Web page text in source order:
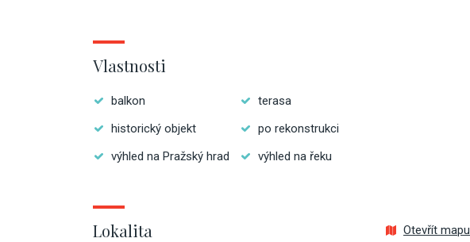
Vlastnosti
balkon
terasa
historický objekt
po rekonstrukci
výhled na Pražský hrad
výhled na řeku
Lokalita Otevřít mapu